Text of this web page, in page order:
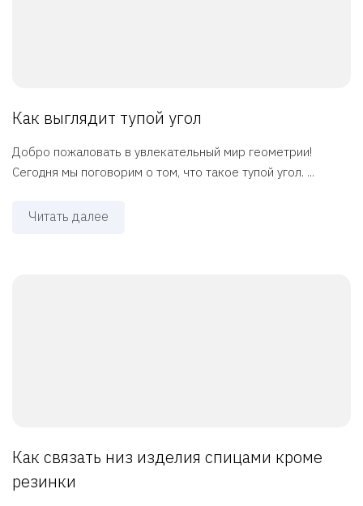
Как выглядит тупой угол
Добро пожаловать в увлекательный мир геометрии!
Сегодня мы поговорим о том, что такое тупой угол. ...
Читать далее
Как связать низ изделия спицами кроме
резинки